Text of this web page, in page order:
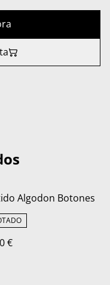
Algodon Botones
€